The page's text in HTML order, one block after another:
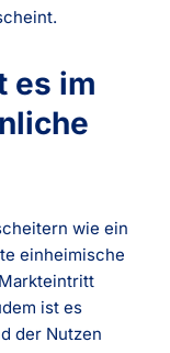
es im
wie ein
einheimische
ist es
der Nutzen